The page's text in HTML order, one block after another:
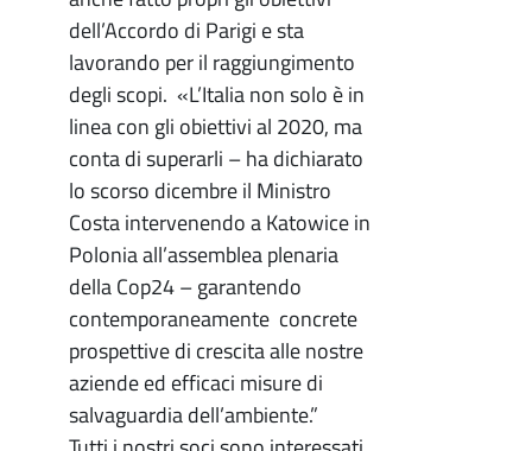
dell’Accordo di Parigi e sta
lavorando per il raggiungimento
degli scopi. «L’Italia non solo è in
linea con gli obiettivi al 2020, ma
conta di superarli – ha dichiarato
lo scorso dicembre il Ministro
Costa intervenendo a Katowice in
Polonia all’assemblea plenaria
della Cop24 – garantendo
contemporaneamente concrete
prospettive di crescita alle nostre
aziende ed efficaci misure di
salvaguardia dell’ambiente.”